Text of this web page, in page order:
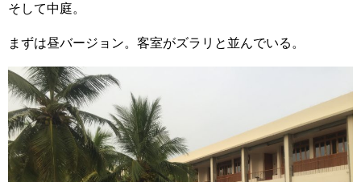
そして中庭。
まずは昼バージョン。客室がズラリと並んでいる。